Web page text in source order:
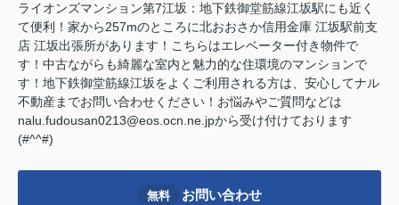
ライオンズマンション第7江坂：地下鉄御堂筋線江坂駅にも近く
て便利！家から257mのところに北おおさか信用金庫 江坂駅前支
店 江坂出張所があります！こちらはエレベーター付き物件で
す！中古ながらも綺麗な室内と魅力的な住環境のマンションで
す！地下鉄御堂筋線江坂をよくご利用される方は、安心してナル
不動産までお問い合わせください！お悩みやご質問などは
nalu.fudousan0213@eos.ocn.ne.jpから受け付けております
(#^^#)
無料 お問い合わせ